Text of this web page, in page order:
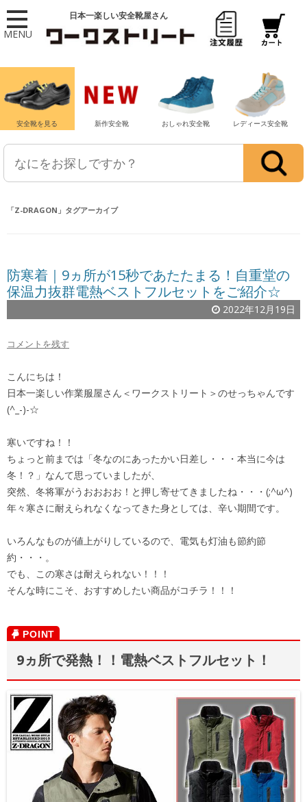
MENU
日本一楽しい安全靴屋さん
安全靴を見る 新作安全靴 おしゃれ安全靴 レディース安全靴
「Z-DRAGON 」タグアーカイブ
防寒着｜9ヵ所が15秒であたたまる！自重堂の
保温力抜群電熱ベストフルセットをご紹介☆
2022年12月19日
コメントを残す
こんにちは！
日本一楽しい作業服屋さん＜ワークストリート＞のせっちゃんです
(^_-)-☆
寒いですね！！
ちょっと前までは「冬なのにあったかい日差し・・・本当に今は
冬！？」なんて思っていましたが、
突然、冬将軍がうおおおお！と押し寄せてきましたね・・・(;^ω^)
年々寒さに耐えられなくなってきた身としては、辛い期間です。
いろんなものが値上がりしているので、電気も灯油も節約節
約・・・。
でも、この寒さは耐えられない！！！
そんな時にこそ、おすすめしたい商品がコチラ！！！
9ヵ所で発熱！！電熱ベストフルセット！